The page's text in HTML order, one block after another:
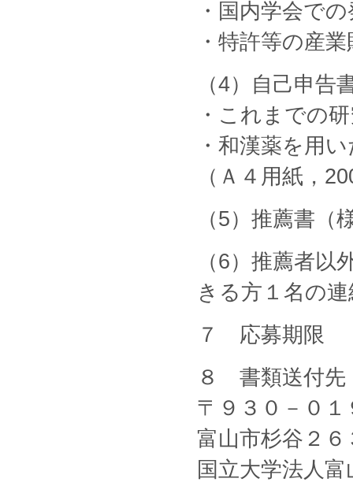
・国内学会で
・特許等の産
（4）自己申告
・これまでの
・和漢薬を用
（Ａ４用紙，
（5）推薦書（
（6）推薦者
きる方１名の
７ 応募期限
８ 書類送付先
〒９３０－０１
富山市杉谷２６
国立大学法人